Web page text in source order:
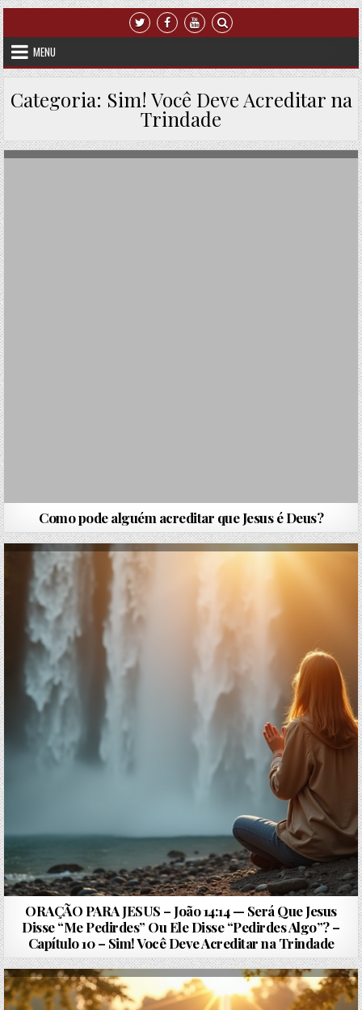
Skip to content
MENU
Categoria: Sim! Você Deve Acreditar na
Trindade
Como pode alguém acreditar que Jesus é Deus?
ORAÇÃO PARA JESUS – João 14:14 — Será Que Jesus
Disse “Me Pedirdes” Ou Ele Disse “Pedirdes Algo”? –
Capítulo 10 – Sim! Você Deve Acreditar na Trindade